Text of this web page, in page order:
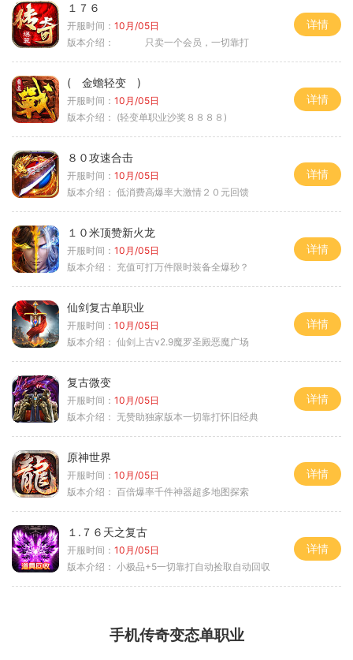
１７６
开服时间： 10月/05日
版本介绍：
只卖一个会员，一切靠打
详情
( 金蟾轻变 )
开服时间： 10月/05日
版本介绍： (轻变单职业沙奖８８８８)
详情
８０攻速合击
开服时间： 10月/05日
版本介绍： 低消费高爆率大激情２０元回馈
详情
１０米顶赞新火龙
开服时间： 10月/05日
版本介绍： 充值可打万件限时装备全爆秒？
详情
仙剑复古单职业
开服时间： 10月/05日
版本介绍： 仙剑上古v2.9魔罗圣殿恶魔广场
详情
复古微变
开服时间： 10月/05日
版本介绍： 无赞助独家版本一切靠打怀旧经典
详情
原神世界
开服时间： 10月/05日
版本介绍： 百倍爆率千件神器超多地图探索
详情
１.７６天之复古
开服时间： 10月/05日
版本介绍： 小极品+5一切靠打自动捡取自动回収
详情
手机传奇变态单职业